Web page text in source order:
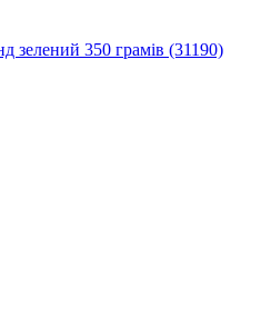
зелений 350 грамів (31190)